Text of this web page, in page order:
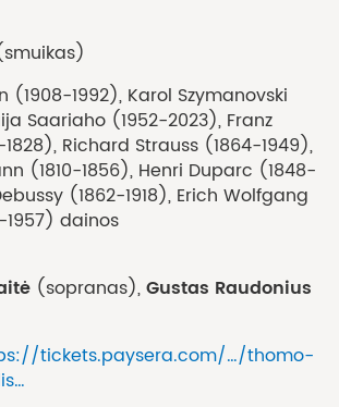
(1908-1992), Karol Szymanovski
Saariaho (1952-2023), Franz
Richard Strauss (1864-1949),
(1810-1856), Henri Duparc (1848-
(1862-1918), Erich Wolfgang
dainos
(sopranas), Gustas Raudonius
tickets.paysera.com/…/thomo-